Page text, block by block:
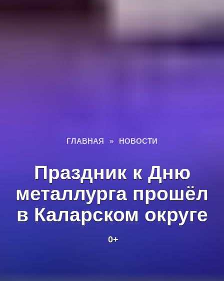
ГЛАВНАЯ » НОВОСТИ
Праздник к Дню
металлурга прошёл
в Каларском округе
0+